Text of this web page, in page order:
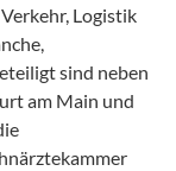
Logistik
sind neben
am Main und